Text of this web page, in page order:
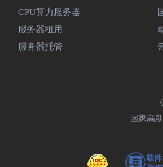
GPU算力服务器
服务器租用
服务器托管
国家高